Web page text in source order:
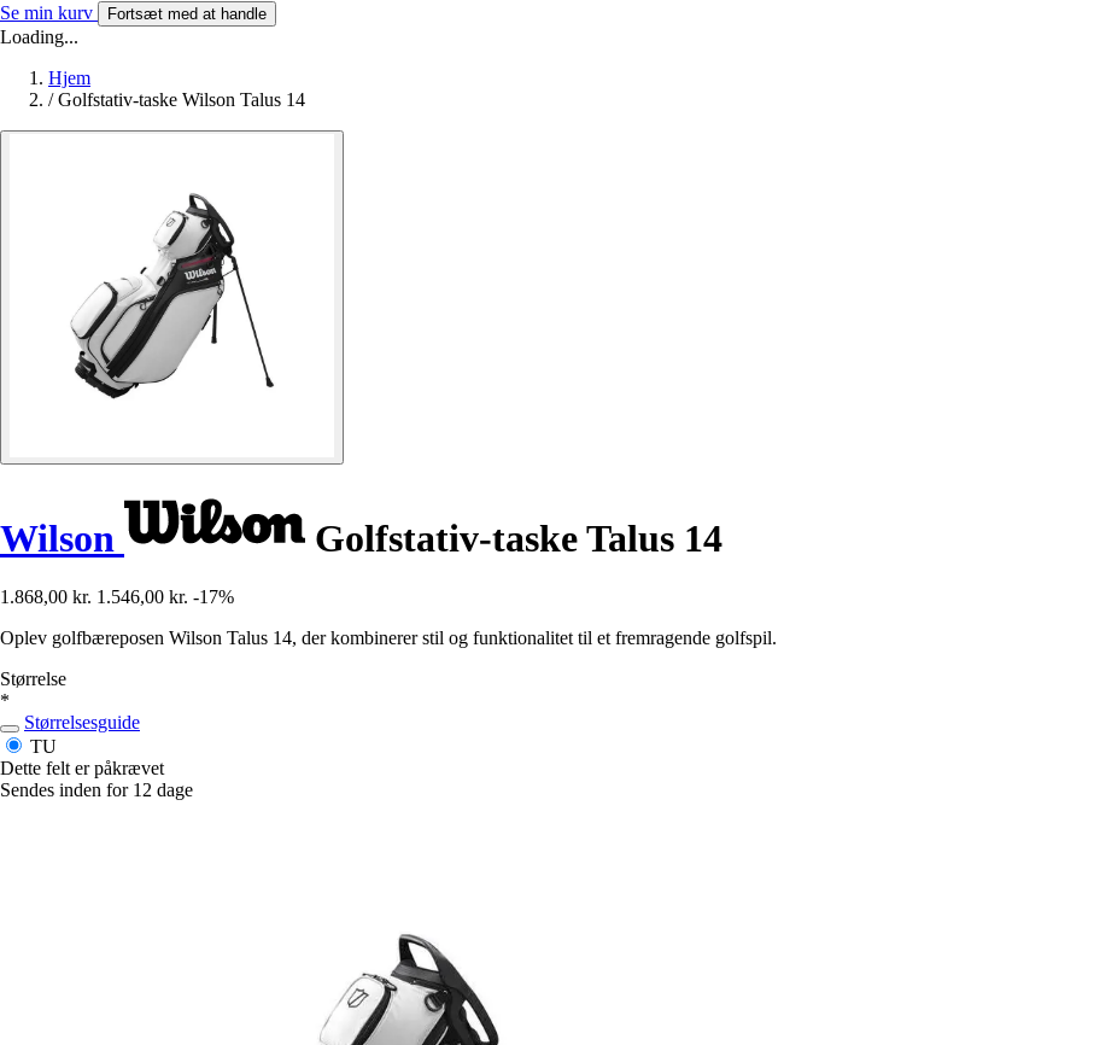
Se min kurv Fortsæt med at handle
Loading...
Hjem
/ Golfstativ-taske Wilson Talus 14
Wilson Golfstativ-taske Talus 14
1.868,00 kr. 1.546,00 kr. -17%
Oplev golfbæreposen Wilson Talus 14, der kombinerer stil og funktionalitet til et fremragende golfspil.
Størrelse
*
Størrelsesguide
TU
Dette felt er påkrævet
Sendes inden for 12 dage